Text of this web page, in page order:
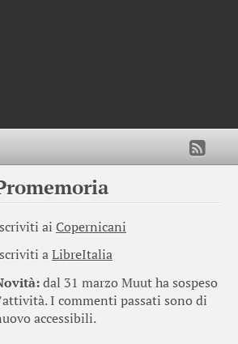
ai Copernicani
aLibreItalia
dal 31 marzo Muut ha sospeso
I commenti passati sono di
accessibili.